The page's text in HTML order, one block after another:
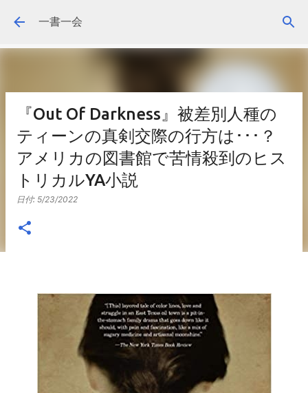
スキップしてメイン コンテンツに移動
一書一会
『Out Of Darkness』被差別人種の
ティーンの真剣交際の行方は･･･？
アメリカの図書館で苦情殺到のヒス
トリカルYA小説
日付: 5/23/2022